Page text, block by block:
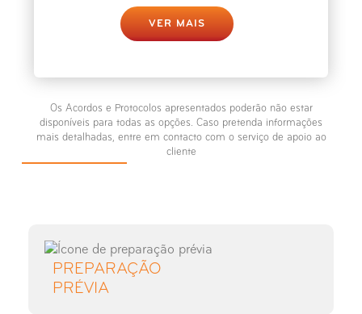
Raio-X Medição dos Membros
Raio-X Ombro
Raio-X Omoplata
Raio-X Ossos Próprios do Nariz
Raio-X Pé
Raio-X Punho
VER MAIS
Os Acordos e Protocolos apresentados poderão não estar
disponíveis para todas as opções. Caso pretenda informações
mais detalhadas, entre em contacto com o serviço de apoio ao
cliente
PREPARAÇÃO
PRÉVIA